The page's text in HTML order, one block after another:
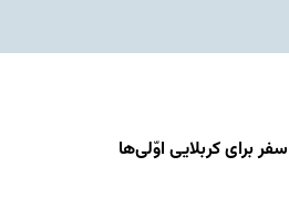
برای کربلایی اوّلی‌ها